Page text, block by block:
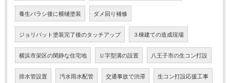
養生バラシ後に横樋塗装 ダメ回り補修
ジョリパット塗装完了後のタッチアップ ３棟建ての造成現場
横浜市栄区の閑静な住宅地 Ｕ字型溝の設置 八王子市の生コン打設
排水管設置 汚水雨水配管 交通事故で渋滞 生コン打設応援工事